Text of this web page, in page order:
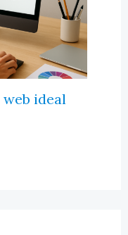
ideal